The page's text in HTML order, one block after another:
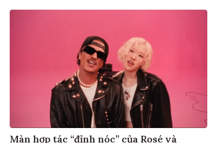
Màn hợp tác “đỉnh nóc” của Rosé và